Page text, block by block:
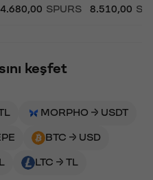
4.680,00 SPURS 8.510,00
keşfet
MORPHO → USDT
BTC → USD
LTC → TL